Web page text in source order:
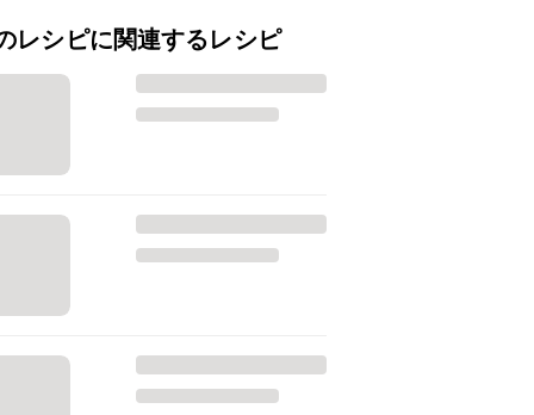
レシピに関連するレシピ